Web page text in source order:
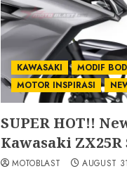
KAWASAKI MODIF
MOTOR INSPIRASI
SUPER HOT!!
Kawasaki
MOTOBLAST AUGUST